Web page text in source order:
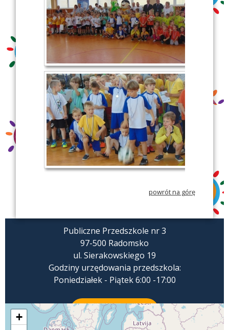
powrót na górę
Publiczne Przedszkole nr 3
97-500 Radomsko
ul. Sierakowskiego 19
Godziny urzędowania przedszkola:
Poniedziałek - Piątek 6:00 -17:00
ZADZWOŃ
+